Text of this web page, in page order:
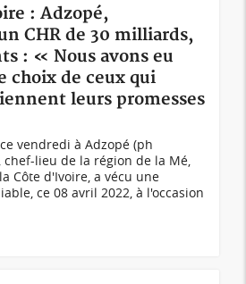
: Adzopé,
CHR de 30 milliards,
: « Nous avons eu
choix de ceux qui
leurs promesses
vendredi à Adzopé (ph
chef-lieu de la région de la Mé,
Côte d'Ivoire, a vécu une
ce 08 avril 2022, à l'occasion